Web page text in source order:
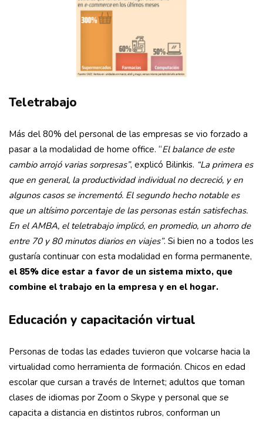
Teletrabajo
Más del 80% del personal de las empresas se vio forzado a
pasar a la modalidad de home office. “El balance de este
cambio arrojó varias sorpresas”, explicó Bilinkis. “La primera es
que en general, la productividad individual no decreció, y en
algunos casos se incrementó. El segundo hecho notable es
que un altísimo porcentaje de las personas están satisfechas.
En el AMBA, el teletrabajo implicó, en promedio, un ahorro de
entre 70 y 80 minutos diarios en viajes”. Si bien no a todos les
gustaría continuar con esta modalidad en forma permanente,
el 85% dice estar a favor de un sistema mixto, que
combine el trabajo en la empresa y en el hogar.
Educación y capacitación virtual
Personas de todas las edades tuvieron que volcarse hacia la
virtualidad como herramienta de formación. Chicos en edad
escolar que cursan a través de Internet; adultos que toman
clases de idiomas por Zoom o Skype y personal que se
capacita a distancia en distintos rubros, conforman un